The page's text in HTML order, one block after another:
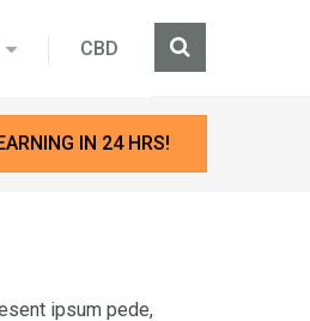
CBD
IN 24 HRS!
ipsum pede,